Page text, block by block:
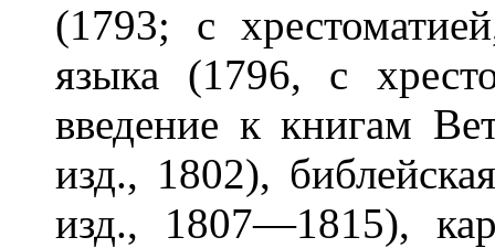
(1793; с
языка (1796, с
введение к книгам
изд., 1802),
изд., 1807—1815),